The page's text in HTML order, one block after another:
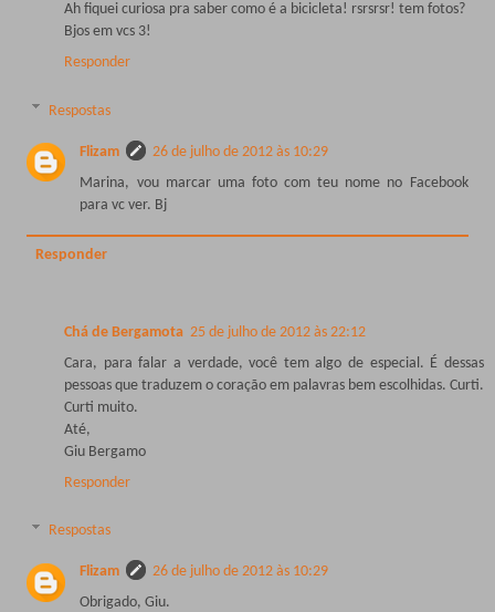
Ah fiquei curiosa pra saber como é a bicicleta! rsrsrsr! tem fotos?
Bjos em vcs 3!
Responder
Respostas
Flizam
26 de julho de 2012 às 10:29
Marina, vou marcar uma foto com teu nome no Facebook
para vc ver. Bj
Responder
Chá de Bergamota 25 de julho de 2012 às 22:12
Cara, para falar a verdade, você tem algo de especial. É dessas
pessoas que traduzem o coração em palavras bem escolhidas. Curti.
Curti muito.
Até,
Giu Bergamo
Responder
Respostas
Flizam
26 de julho de 2012 às 10:29
Obrigado, Giu.